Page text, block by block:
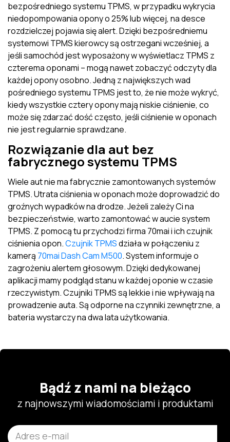
bezpośredniego systemu TPMS, w przypadku wykrycia
niedopompowania opony o 25% lub więcej, na desce
rozdzielczej pojawia się alert. Dzięki bezpośredniemu
systemowi TPMS kierowcy są ostrzegani wcześniej, a
jeśli samochód jest wyposażony w wyświetlacz TPMS z
czterema oponami – mogą nawet zobaczyć odczyty dla
każdej opony osobno. Jedną z największych wad
pośredniego systemu TPMS jest to, że nie może wykryć,
kiedy wszystkie cztery opony mają niskie ciśnienie, co
może się zdarzać dość często, jeśli ciśnienie w oponach
nie jest regularnie sprawdzane.
Rozwiązanie dla aut bez
fabrycznego systemu TPMS
Wiele aut nie ma fabrycznie zamontowanych systemów
TPMS. Utrata ciśnienia w oponach może doprowadzić do
groźnych wypadków na drodze. Jeżeli zależy Ci na
bezpieczeństwie, warto zamontować w aucie system
TPMS. Z pomocą tu przychodzi firma 70mai i ich czujnik
ciśnienia opon.Czujnik TPMSdziała w połączeniu z
kamerą 70mai Dash Cam M500. System informuje o
zagrożeniu alertem głosowym. Dzięki dedykowanej
aplikacji mamy podgląd stanu w każdej oponie w czasie
rzeczywistym. Czujniki TPMS są lekkie i nie wpływają na
prowadzenie auta. Są odporne na czynniki zewnętrzne, a
bateria wystarczy na dwa lata użytkowania.
Bądź z nami na bieżąco
z najnowszymi wiadomościami i produktami